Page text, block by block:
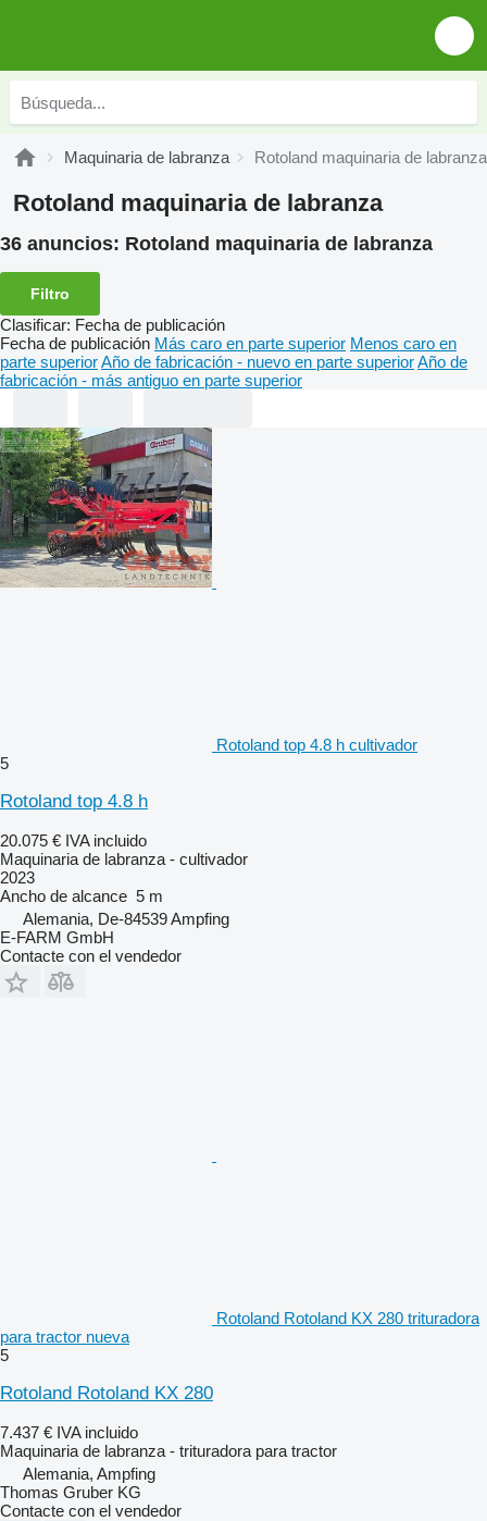
Maquinaria de labranza Rotoland maquinaria de labranza
Rotoland maquinaria de labranza
36 anuncios: Rotoland maquinaria de labranza
Filtro
Clasificar: Fecha de publicación
Fecha de publicación Más caro en parte superior Menos caro en
parte superiorAño de fabricación - nuevo en parte superiorAño de
fabricación - más antiguo en parte superior
Rotoland top 4.8 h cultivador
5
Rotoland top 4.8 h
20.075 € IVA incluido
Maquinaria de labranza - cultivador
2023
Ancho de alcance 5 m
Alemania, De-84539 Ampfing
E-FARM GmbH
Contacte con el vendedor
Rotoland Rotoland KX 280 trituradora
para tractor nueva
5
Rotoland Rotoland KX 280
7.437 € IVA incluido
Maquinaria de labranza - trituradora para tractor
Alemania, Ampfing
Thomas Gruber KG
Contacte con el vendedor